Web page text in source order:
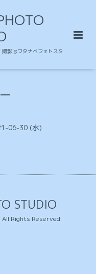
影はワタナベフォトスタ
06-30 (水)
STUDIO
. All Rights Reserved.